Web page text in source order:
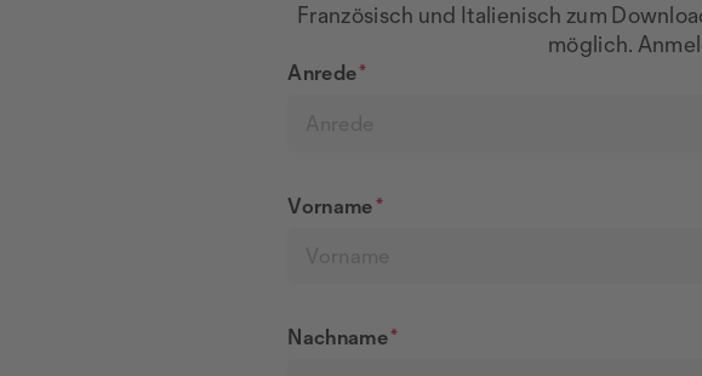
Französisch und Italienisch zum
möglich.
Anrede*
Vorname*
Nachname*